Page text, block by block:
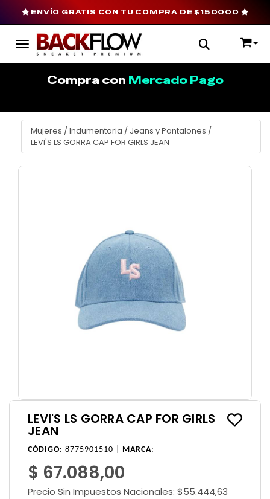
Toggle navigation
ENVÍO GRATIS CON TU COMPRA DE $150000
Compra con Mercado Pago
Mujeres / Indumentaria / Jeans y Pantalones /
LEVI'S LS GORRA CAP FOR GIRLS JEAN
LEVI'S LS GORRA CAP FOR GIRLS
JEAN
CÓDIGO: 8775901510 | MARCA:
$ 67.088,00
Precio Sin Impuestos Nacionales: $55.444,63